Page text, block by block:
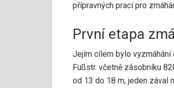
přípravných prací pro
První etapa
Jejím cílem bylo
Fußstr. včetně zásobníku
od 13 do 18 m, jeden zával